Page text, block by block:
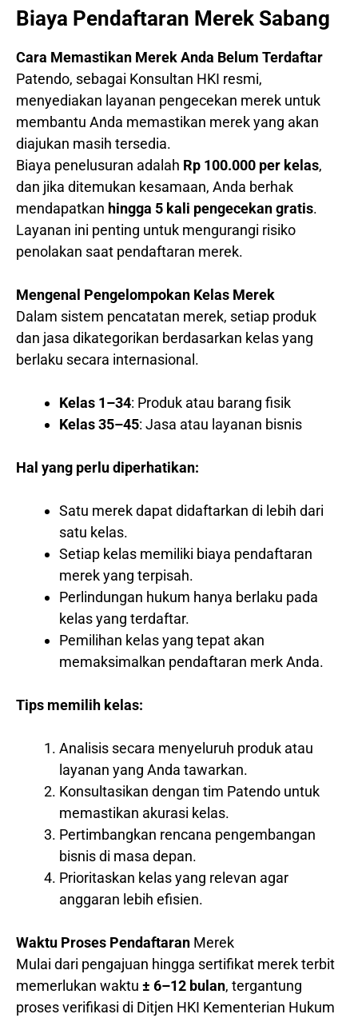
Biaya Pendaftaran Merek Sabang
Cara Memastikan Merek Anda Belum Terdaftar
Patendo, sebagai Konsultan HKI resmi,
menyediakan layanan pengecekan merek untuk
membantu Anda memastikan merek yang akan
diajukan masih tersedia.
Biaya penelusuran adalah Rp 100.000 per kelas,
dan jika ditemukan kesamaan, Anda berhak
mendapatkan hingga 5 kali pengecekan gratis.
Layanan ini penting untuk mengurangi risiko
penolakan saat pendaftaran merek.
Mengenal Pengelompokan Kelas Merek
Dalam sistem pencatatan merek, setiap produk
dan jasa dikategorikan berdasarkan kelas yang
berlaku secara internasional.
Kelas 1–34: Produk atau barang fisik
Kelas 35–45: Jasa atau layanan bisnis
Hal yang perlu diperhatikan:
Satu merek dapat didaftarkan di lebih dari
satu kelas.
Setiap kelas memiliki biaya pendaftaran
merek yang terpisah.
Perlindungan hukum hanya berlaku pada
kelas yang terdaftar.
Pemilihan kelas yang tepat akan
memaksimalkan pendaftaran merk Anda.
Tips memilih kelas:
Analisis secara menyeluruh produk atau
layanan yang Anda tawarkan.
Konsultasikan dengan tim Patendo untuk
memastikan akurasi kelas.
Pertimbangkan rencana pengembangan
bisnis di masa depan.
Prioritaskan kelas yang relevan agar
anggaran lebih efisien.
Waktu Proses Pendaftaran Merek
Mulai dari pengajuan hingga sertifikat merek terbit
memerlukan waktu ± 6–12 bulan, tergantung
proses verifikasi di Ditjen HKI Kementerian Hukum